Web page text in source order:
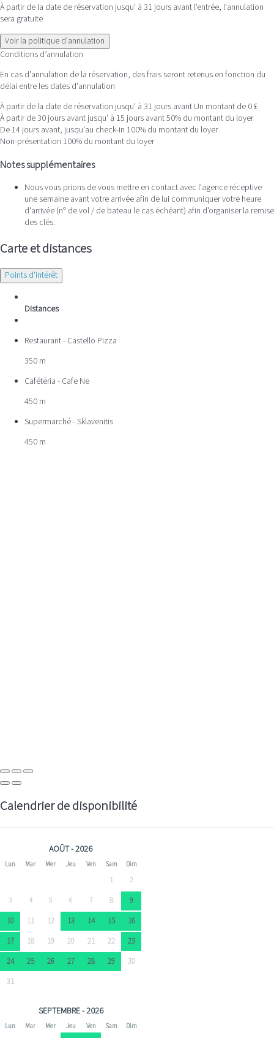
À partir de la date de réservation jusqu' à 31 jours avant l'entrée, l'annulation
sera gratuite
Voir la politique d'annulation
Conditions d’annulation
En cas d'annulation de la réservation, des frais seront retenus en fonction du
délai entre les dates d'annulation
À partir de la date de réservation jusqu' à 31 jours avant Un montant de 0 £
À partir de 30 jours avant jusqu' à 15 jours avant50% du montant du loyer
De 14 jours avant, jusqu'au check-in 100% du montant du loyer
Non-présentation 100% du montant du loyer
Notes supplémentaires
Nous vous prions de vous mettre en contact avec l'agence réceptive
une semaine avant votre arrivée afin de lui communiquer votre heure
d'arrivée (nº de vol / de bateau le cas échéant) afin d'organiser la remise
des clés.
Carte et distances
Points d'intérêt
Distances
Restaurant - Castello Pizza
350 m
Cafétéria - Cafe Ne
450 m
Supermarché - Sklavenitis
450 m
Calendrier de disponibilité
AOÛT - 2026
Lun Mar Mer Jeu Ven Sam Dim
1
2
3
4 5 6 7 8
9
10
11 12 13 14 15
16
17
18 19 20 21 22
23
24
25 26 27 28 29
30
31
SEPTEMBRE - 2026
Lun Mar Mer Jeu Ven Sam Dim